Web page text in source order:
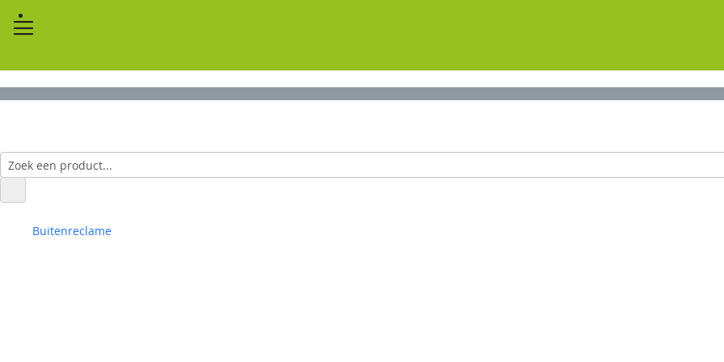
Buitenreclame